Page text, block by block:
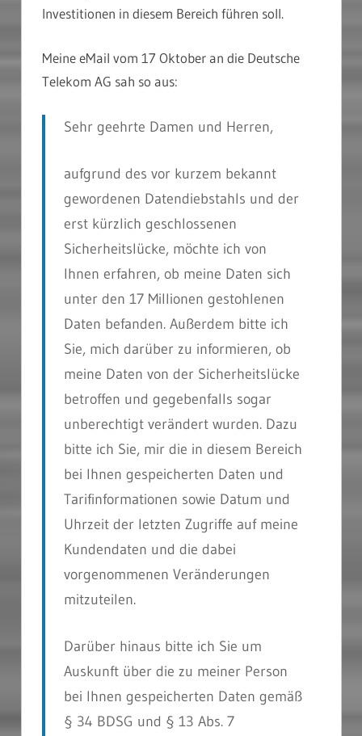
Investitionen in diesem Bereich führen soll.
Meine eMail vom 17 Oktober an die Deutsche
Telekom AG sah so aus:
Sehr geehrte Damen und Herren,
aufgrund des vor kurzem bekannt
gewordenen Datendiebstahls und der
erst kürzlich geschlossenen
Sicherheitslücke, möchte ich von
Ihnen erfahren, ob meine Daten sich
unter den 17 Millionen gestohlenen
Daten befanden. Außerdem bitte ich
Sie, mich darüber zu informieren, ob
meine Daten von der Sicherheitslücke
betroffen und gegebenfalls sogar
unberechtigt verändert wurden. Dazu
bitte ich Sie, mir die in diesem Bereich
bei Ihnen gespeicherten Daten und
Tarifinformationen sowie Datum und
Uhrzeit der letzten Zugriffe auf meine
Kundendaten und die dabei
vorgenommenen Veränderungen
mitzuteilen.
Darüber hinaus bitte ich Sie um
Auskunft über die zu meiner Person
bei Ihnen gespeicherten Daten gemäß
§ 34 BDSG und § 13 Abs. 7